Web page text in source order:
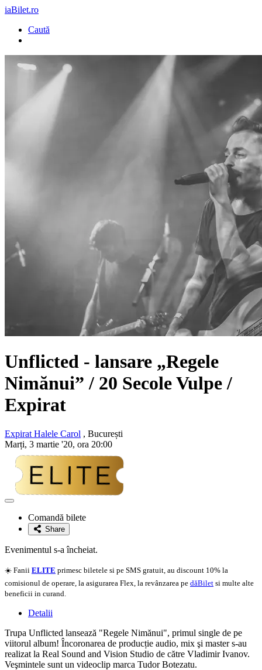
iaBilet.ro
Caută
Unflicted - lansare „Regele
Nimănui” / 20 Secole Vulpe /
Expirat
Expirat Halele Carol , București
Marți, 3 martie '20, ora 20:00
Adaugă
favoriteComandă bilete
Share
Evenimentul s-a încheiat.
☀️ Fanii ELITE primesc biletele si pe SMS gratuit, au discount 10% la
comisionul de operare, la asigurarea Flex, la revânzarea pe dăBilet si multe alte
beneficii in curand.
Detalii
Trupa Unflicted lansează "Regele Nimănui", primul single de pe
viitorul album! Încoronarea de producție audio, mix şi master s-au
realizat la Real Sound and Vision Studio de către Vladimir Ivanov.
Veşmintele sunt un videoclip marca Tudor Botezatu.